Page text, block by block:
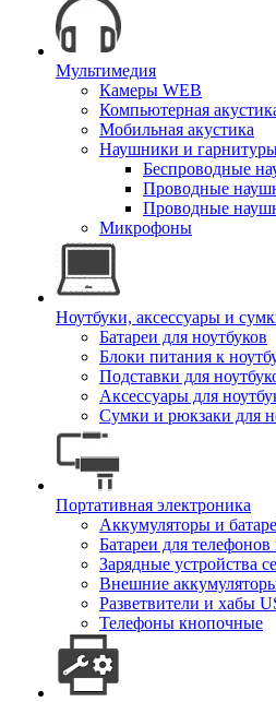
Мультимедия
Камеры WEB
Компьютерная
Мобильная акустика
Наушники и
Беспроводные
Проводные
Проводные
Микрофоны
Ноутбуки, аксессуары и
Батареи для ноутбуков
Блоки питания к
Подставки для
Аксессуары для
Сумки и рюкзаки для
Портативная электроника
Аккумуляторы и
Батареи для
Зарядные устройства
Внешние
Разветвители и хабы
Телефоны кнопочные